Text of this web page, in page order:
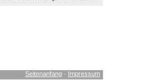
Seitenanfang · Impressum